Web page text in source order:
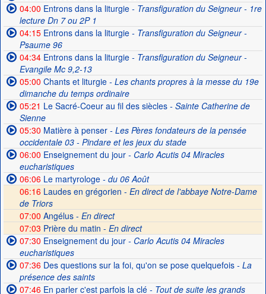
04:00 Entrons dans la liturgie- Transfiguration du Seigneur - 1re
lecture Dn 7 ou 2P 1
04:15Entrons dans la liturgie- Transfiguration du Seigneur -
Psaume 96
04:34Entrons dans la liturgie- Transfiguration du Seigneur -
Evangile Mc 9,2-13
05:00 Chants et liturgie- Les chants propres à la messe du 19e
dimanche du temps ordinaire
05:21 Le Sacré-Coeur au fil des siècles- Sainte Catherine de
Sienne
05:30 Matière à penser- Les Pères fondateurs de la pensée
occidentale 03 - Pindare et les jeux du stade
06:00 Enseignement du jour- Carlo Acutis 04 Miracles
eucharistiques
06:06Le martyrologe- du 06 Août
06:16 Laudes en grégorien - En direct de l'abbaye Notre-Dame
de Triors
07:00 Angélus - En direct
07:03 Prière du matin - En direct
07:30 Enseignement du jour- Carlo Acutis 04 Miracles
eucharistiques
07:36Des questions sur la foi, qu'on se pose quelquefois- La
présence des saints
07:46En parler c'est parfois la clé- Tout de suite les grands